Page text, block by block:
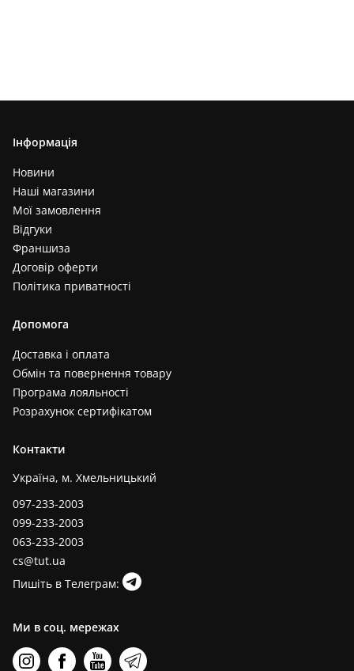
Інформація
Новини
Наші магазини
Мої замовлення
Відгуки
Франшиза
Договір оферти
Політика приватності
Допомога
Доставка і оплата
Обмін та повернення товару
Програма лояльності
Розрахунок сертифікатом
Контакти
Україна, м. Хмельницький
097-233-2003
099-233-2003
063-233-2003
cs@tut.ua
Пишіть в Телеграм:
Ми в соц. мережах